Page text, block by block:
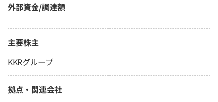
外部資金/調達額
主要株主
KKRグループ
拠点・関連会社